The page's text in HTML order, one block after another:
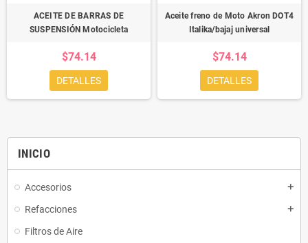
INICIO
Accesorios add
Refacciones add
Filtros de Aire
ACEITE DE BARRAS DE
SUSPENSIÓN Motocicleta
$74.14
DETALLES
Aceite freno de Moto Akron DOT4
Italika/bajaj universal
$74.14
DETALLES